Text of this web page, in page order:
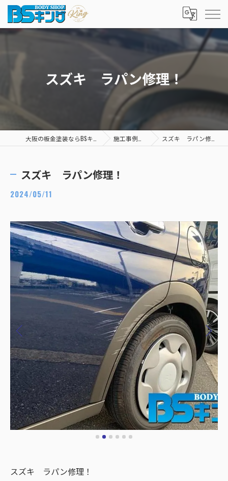
スズキ ラパン修理！
施工事例一覧 スズキ ラパン修理！
スズキ ラパン修理！
2024/05/11
スズキ ラパン修理！